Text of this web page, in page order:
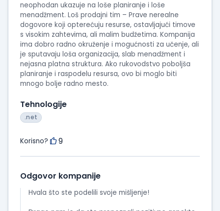
neophodan ukazuje na loše planiranje i loše
menadžment. Loš prodajni tim – Prave nerealne
dogovore koji opterećuju resurse, ostavljajući timove
s visokim zahtevima, ali malim budžetima. Kompanija
ima dobro radno okruženje i mogućnosti za učenje, ali
je sputavaju loša organizacija, slab menadžment i
nejasna platna struktura. Ako rukovodstvo poboljša
planiranje i raspodelu resursa, ovo bi moglo biti
mnogo bolje radno mesto.
Tehnologije
.net
Korisno? 9
Odgovor kompanije
Hvala što ste podelili svoje mišljenje!